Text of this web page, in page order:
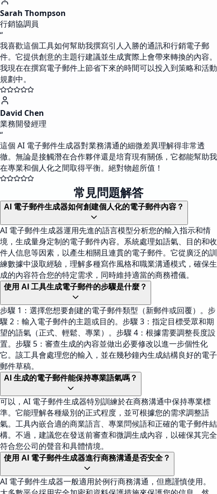
Sarah Thompson
行銷協調員
“
我喜歡這個工具如何幫助我撰寫引人入勝的通訊和行銷電子郵
件。它提供創意的主題行建議並生成實際上會帶來轉換的內容。
我現在在撰寫電子郵件上節省下來的時間可以投入到策略和活動
規劃中。
David Chen
業務開發經理
“
這個 AI 電子郵件生成器對業務溝通的細微差異理解得非常透
徹。無論是接觸潛在合作夥伴還是培育現有關係，它都能幫助我
在專業和個人化之間取得平衡。絕對物超所值！
常見問題解答
AI 電子郵件生成器如何創建個人化的電子郵件內容？
AI 電子郵件生成器運用先進的語言模型分析您的輸入指示和情
境，生成量身定制的電子郵件內容。系統處理如語氣、目的和收
件人信息等因素，以產生相關且連貫的電子郵件。它從廣泛的訓
練數據中汲取經驗，理解多種寫作風格和職業溝通模式，確保生
成的內容符合您的特定需求，同時維持適當的商務禮儀。
使用 AI 工具生成電子郵件的步驟是什麼？
步驟 1：選擇您想要創建的電子郵件類型（新郵件或回覆）。步
驟 2：輸入電子郵件的主題或目的。步驟 3：指定目標受眾和期
望的語氣（正式、輕鬆、專業）。步驟 4：根據需要調整長度設
置。步驟 5：審查生成的內容並做出必要修改以進一步個性化
它。該工具會處理您的輸入，並在幾秒鐘內生成結構良好的電子
郵件草稿。
AI 生成的電子郵件能保持專業語氣嗎？
可以，AI 電子郵件生成器特別訓練於在商務溝通中保持專業標
準。它能理解各種級別的正式程度，並可根據您的需求調整語
氣。工具內嵌合適的商業語言、專業問候語和正確的電子郵件結
構。不過，建議您在發送前審查和微調生成內容，以確保其完全
符合您公司的聲音和具體情境。
使用 AI 電子郵件生成器進行商務溝通是否安全？
AI 電子郵件生成器一般適用於例行商務溝通，但應謹慎使用。